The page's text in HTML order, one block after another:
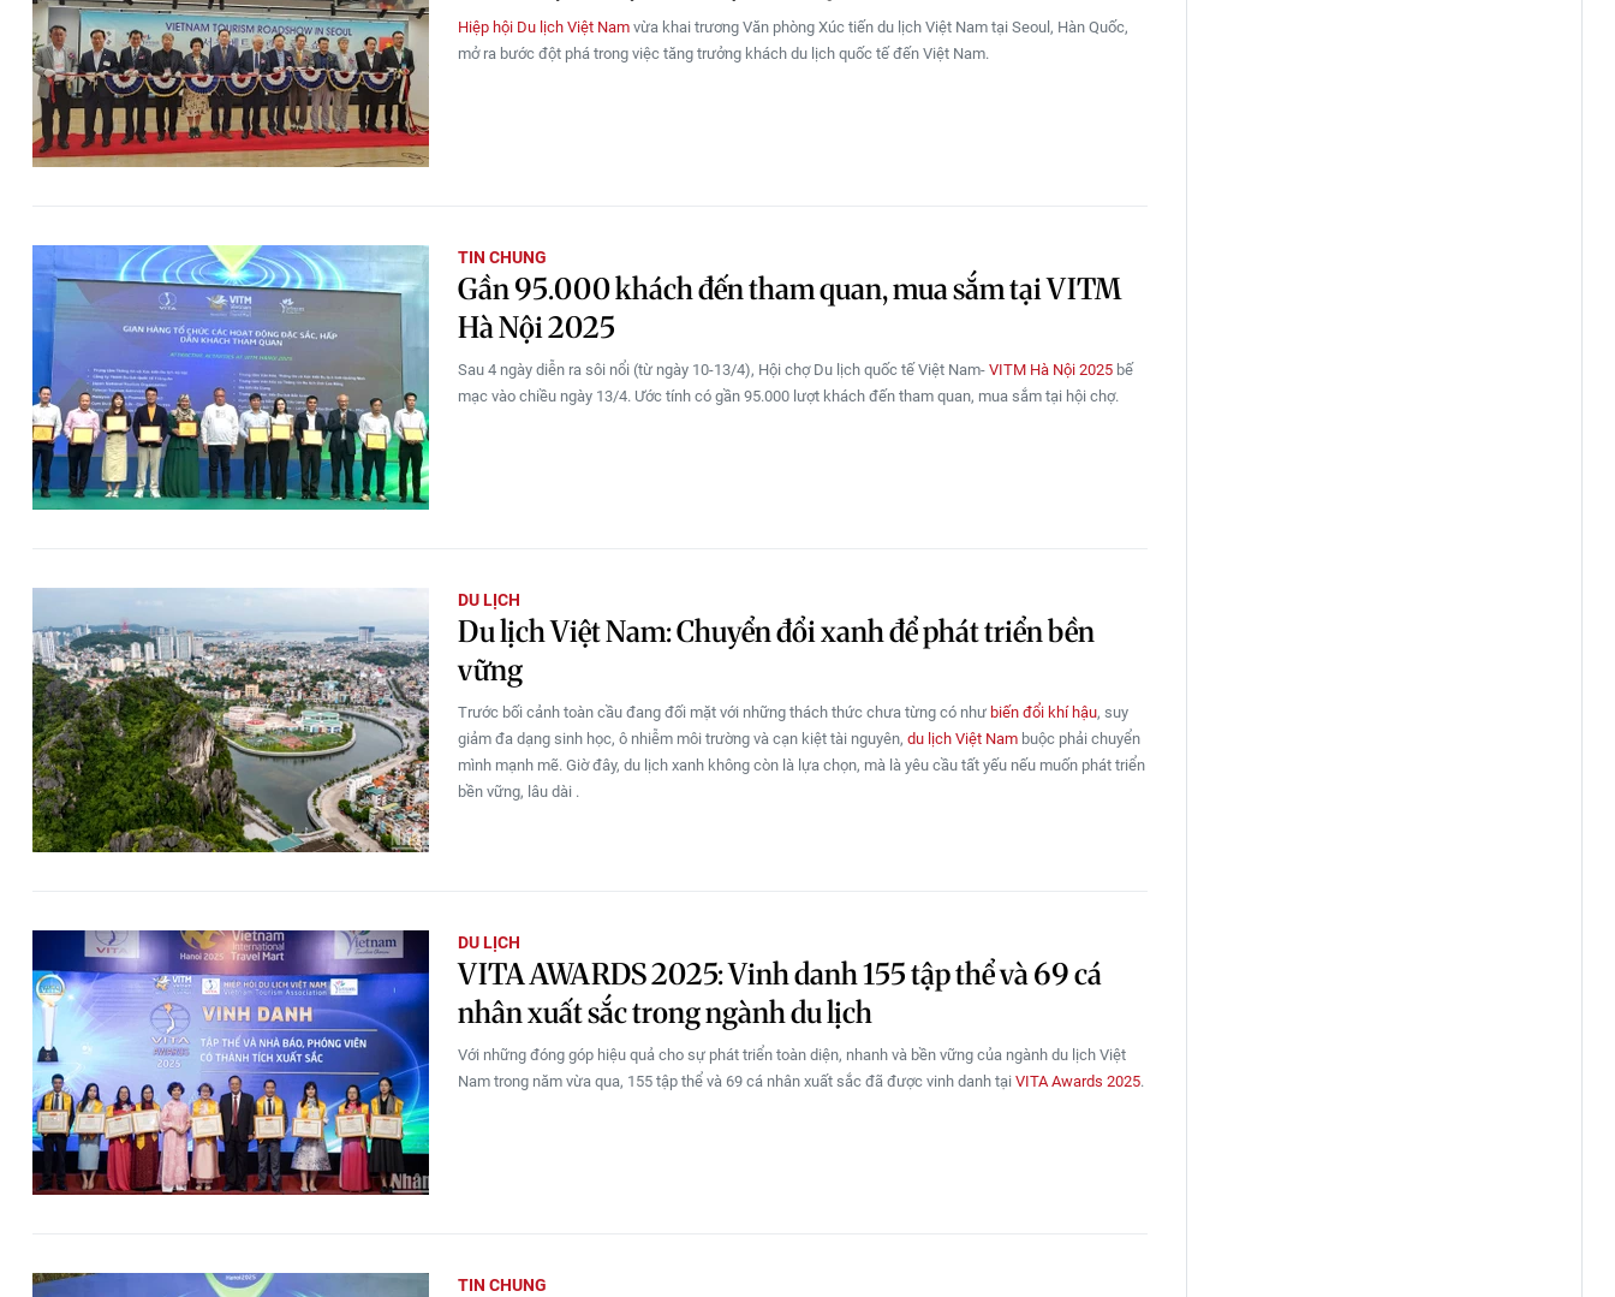
Hiệp hội Du lịch Việt Nam vừa khai trương Văn phòng Xúc tiến du lịch Việt Nam tại Seoul, Hàn Quốc,
mở ra bước đột phá trong việc tăng trưởng khách du lịch quốc tế đến Việt Nam.
TIN CHUNG
Gần 95.000 khách đến tham quan, mua sắm tại VITM
Hà Nội 2025
Sau 4 ngày diễn ra sôi nổi (từ ngày 10-13/4), Hội chợ Du lịch quốc tế Việt Nam- VITM Hà Nội 2025 bế
mạc vào chiều ngày 13/4. Ước tính có gần 95.000 lượt khách đến tham quan, mua sắm tại hội chợ.
DU LỊCH
Du lịch Việt Nam: Chuyển đổi xanh để phát triển bền
vững
Trước bối cảnh toàn cầu đang đối mặt với những thách thức chưa từng có như biến đổi khí hậu, suy
giảm đa dạng sinh học, ô nhiễm môi trường và cạn kiệt tài nguyên, du lịch Việt Nam buộc phải chuyển
mình mạnh mẽ. Giờ đây, du lịch xanh không còn là lựa chọn, mà là yêu cầu tất yếu nếu muốn phát triển
bền vững, lâu dài .
DU LỊCH
VITA AWARDS 2025: Vinh danh 155 tập thể và 69 cá
nhân xuất sắc trong ngành du lịch
Với những đóng góp hiệu quả cho sự phát triển toàn diện, nhanh và bền vững của ngành du lịch Việt
Nam trong năm vừa qua, 155 tập thể và 69 cá nhân xuất sắc đã được vinh danh tại VITA Awards 2025.
TIN CHUNG